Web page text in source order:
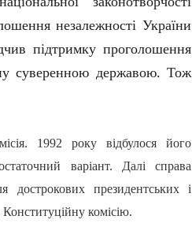
незалежності України
підтримку проголошення
суверенною державою. Тож
1992 року відбулося його
варіант. Далі справа
президентських і
комісію.